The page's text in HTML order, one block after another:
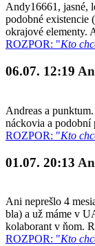
Andy16661, jasné,
podobné existencie
okrajové elementy.
ROZPOR: "Kto
06.07. 12:19
Andreas a
náckovia a
ROZPOR: "Kto
01.07. 20:13
Ani neprešlo 4
bla) a už máme v
kolaborant v ňom.
ROZPOR: "Kto